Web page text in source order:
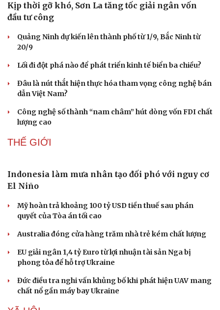
Doanh nghiệp 24h
Doanh nhân
Tin Công nghệ
Kịp thời gỡ khó, Sơn La tăng tốc giải ngân vốn
đầu tư công
Quảng Ninh dự kiến lên thành phố từ 1/9, Bắc Ninh từ
20/9
Lối đi đột phá nào để phát triển kinh tế biển ba chiều?
Đâu là nút thắt hiện thực hóa tham vọng công nghệ bán
dẫn Việt Nam?
Công nghệ số thành “nam châm” hút dòng vốn FDI chất
lượng cao
THẾ GIỚI
Indonesia làm mưa nhân tạo đối phó với nguy cơ
El Niño
Mỹ hoàn trả khoảng 100 tỷ USD tiền thuế sau phán
quyết của Tòa án tối cao
Australia đóng cửa hàng trăm nhà trẻ kém chất lượng
EU giải ngân 1,4 tỷ Euro từ lợi nhuận tài sản Nga bị
phong tỏa để hỗ trợ Ukraine
Đức điều tra nghi vấn khủng bố khi phát hiện UAV mang
chất nổ gần máy bay Ukraine